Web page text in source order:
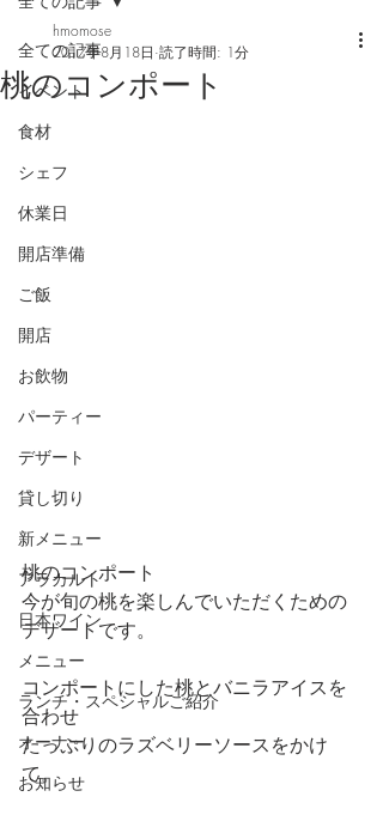
全ての記事
イベント
食材
シェフ
休業日
開店準備
ご飯
開店
お飲物
パーティー
デザート
貸し切り
新メニュー
アラカルト
日本ワイン
メニュー
ランチ・スペシャルご紹介
オーナー
お知らせ
桃のコンポート
hmomose
2017年8月18日 読了時間: 1分
桃のコンポート
今が旬の桃を楽しんでいただくための
デザートです。
コンポートにした桃とバニラアイスを
合わせ
たっぷりのラズベリーソースをかけ
て。